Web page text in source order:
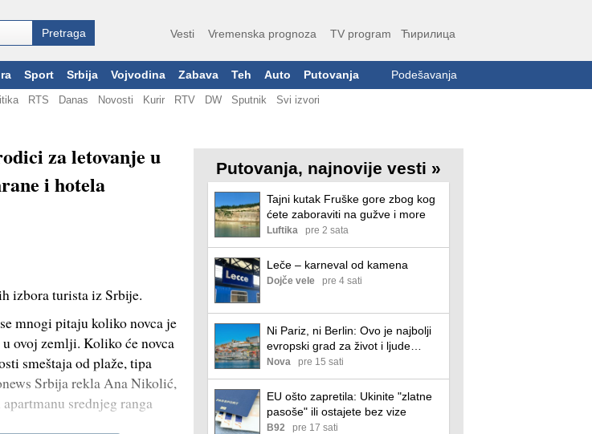
Vesti Vremenska prognoza TV program Ћирилица
Sport Srbija Vojvodina Zabava Teh Auto Putovanja Podešavanja
RTS Danas Novosti Kurir RTV DW Sputnik Svi izvori
za letovanje u
i hotela
izbora turista iz Srbije.
mnogi pitaju koliko novca je
ovoj zemlji. Koliko će novca
smeštaja od plaže, tipa
Srbija rekla Ana Nikolić,
srednjeg ranga
Putovanja, najnovije vesti »
Tajni kutak Fruške gore zbog kog
ćete zaboraviti na gužve i more
Luftika pre 2 sata
Leče – karneval od kamena
Dojče vele pre 4 sati
Ni Pariz, ni Berlin: Ovo je najbolji
evropski grad za život i ljude
mlađe od 30: Kažu da je ovde
život pristupačan
Nova pre 15 sati
EU ošto zapretila: Ukinite "zlatne
pasoše" ili ostajete bez vize
B92 pre 17 sati